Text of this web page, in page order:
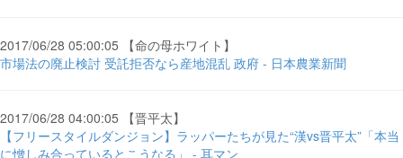
2017/06/28 05:00:05 【命の母ホワイト】
市場法の廃止検討 受託拒否なら産地混乱 政府 - 日本農業新聞
2017/06/28 04:00:05 【晋平太】
【フリースタイルダンジョン】ラッパーたちが見た“漢vs晋平太”「本当
に憎しみ合っているとこうなる」 - 耳マン